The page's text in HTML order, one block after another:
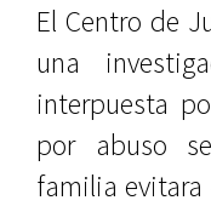
El Centro de
una
interpuesta
por abuso
familia evitara